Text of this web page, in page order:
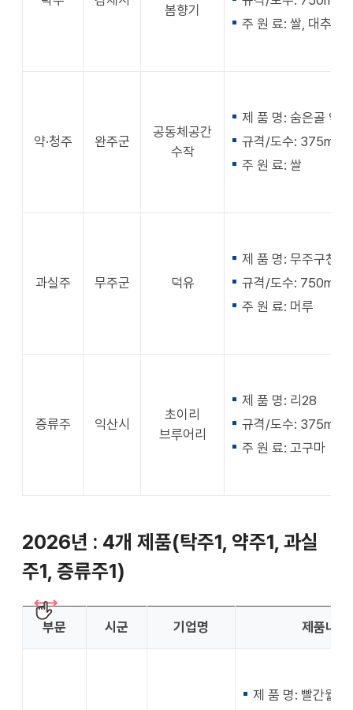
봄향기
주 원 료: 쌀, 대추, 생
약·청주 완주군
공동체공간
수작
제 품 명: 숨은골 약주
규격/도수: 375ml/
주 원 료: 쌀
과실주 무주군 덕유
제 품 명: 무주구천동
규격/도수: 750ml/
주 원 료: 머루
증류주 익산시
초이리
브루어리
제 품 명: 리28
규격/도수: 375ml /
주 원 료: 고구마
2026년 : 4개 제품(탁주1, 약주1, 과실
주1, 증류주1)
부문 시군 기업명 제품내용
제 품 명: 빨간월탁